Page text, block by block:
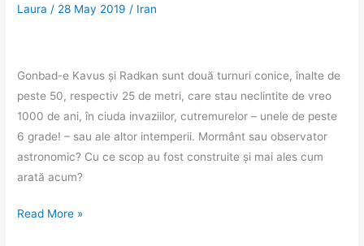
Laura/ 28 May 2019/ Iran
Gonbad-e Kavus și Radkan sunt două turnuri conice, înalte de
peste 50, respectiv 25 de metri, care stau neclintite de vreo
1000 de ani, în ciuda invaziilor, cutremurelor – unele de peste
6 grade! – sau ale altor intemperii. Mormânt sau observator
astronomic? Cu ce scop au fost construite și mai ales cum
arată acum?
Enigmele
Read More »